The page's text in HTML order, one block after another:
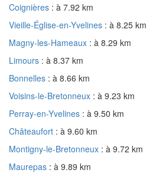
Coignières : à 7.92 km
Vieille-Église-en-Yvelines : à 8.25 km
Magny-les-Hameaux : à 8.29 km
Limours : à 8.37 km
Bonnelles : à 8.66 km
Voisins-le-Bretonneux : à 9.23 km
Perray-en-Yvelines : à 9.50 km
Châteaufort : à 9.60 km
Montigny-le-Bretonneux : à 9.72 km
Maurepas : à 9.89 km